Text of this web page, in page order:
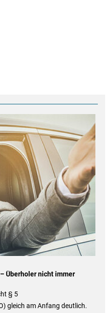
Überholer nicht immer
§ 5
gleich am Anfang deutlich.